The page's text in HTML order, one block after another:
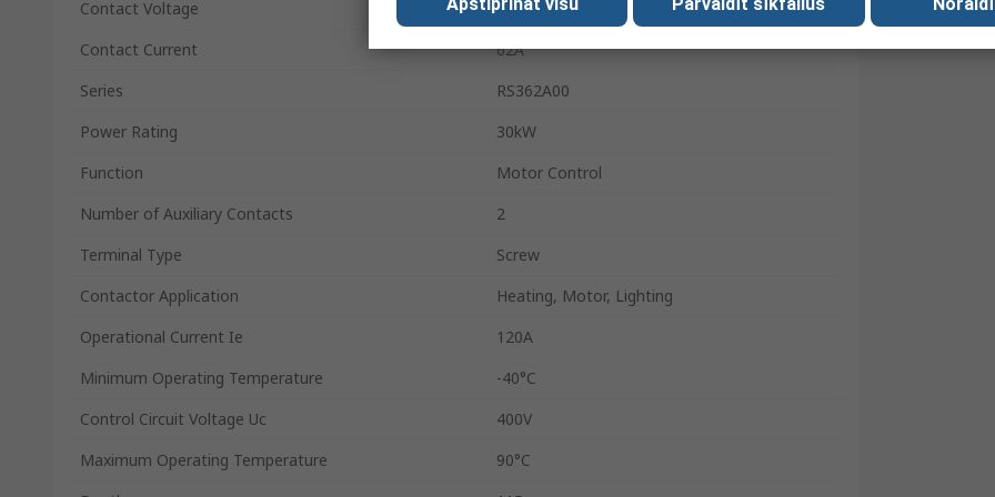
Contact Voltage
3, 400V
Contact Current
62A
Series
RS362A00
Power Rating
30kW
Function
Motor Control
Number of Auxiliary Contacts
2
Terminal Type
Screw
Contactor Application
Heating, Motor, Lighting
Operational Current Ie
120A
Minimum Operating Temperature
-40°C
Control Circuit Voltage Uc
400V
Maximum Operating Temperature
90°C